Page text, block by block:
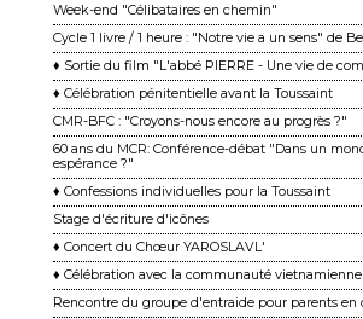
Week-end "Célibataires en chemin"
Cycle 1 livre / 1 heure : "Notre vie a un sens" de
♦ Sortie du film "L'abbé PIERRE - Une vie de
♦ Célébration pénitentielle avant la Toussaint
CMR-BFC : "Croyons-nous encore au progrès ?"
60 ans du MCR: Conférence-débat "Dans un
espérance ?"
♦ Confessions individuelles pour la Toussaint
Stage d'écriture d'icônes
♦ Concert du Chœur YAROSLAVL'
♦ Célébration avec la communauté vietnamienne
Rencontre du groupe d'entraide pour parents en